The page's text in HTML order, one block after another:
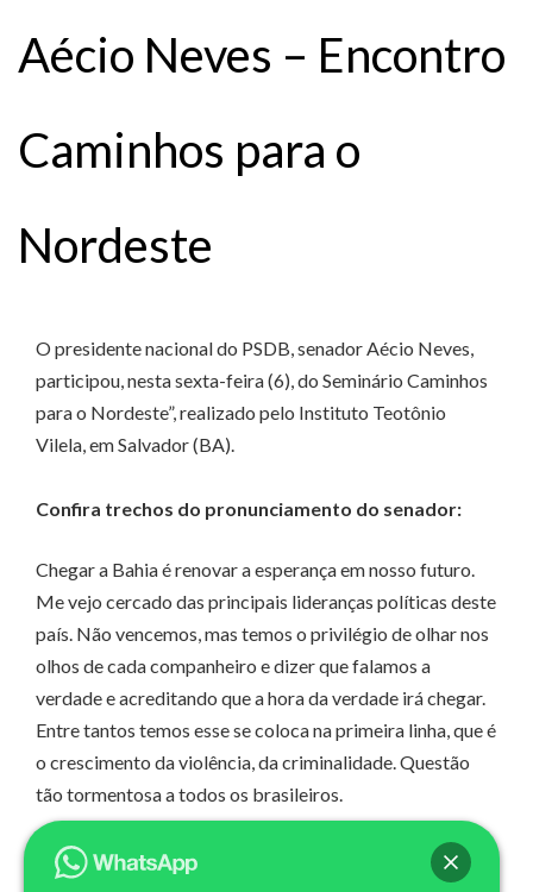
Aécio Neves – Encontro
Caminhos para o
Nordeste
O presidente nacional do PSDB, senador Aécio Neves,
participou, nesta sexta-feira (6), do Seminário Caminhos
para o Nordeste”, realizado pelo Instituto Teotônio
Vilela, em Salvador (BA).
Confira trechos do pronunciamento do senador:
Chegar a Bahia é renovar a esperança em nosso futuro.
Me vejo cercado das principais lideranças políticas deste
país. Não vencemos, mas temos o privilégio de olhar nos
olhos de cada companheiro e dizer que falamos a
verdade e acreditando que a hora da verdade irá chegar.
Entre tantos temos esse se coloca na primeira linha, que é
o crescimento da violência, da criminalidade. Questão
tão tormentosa a todos os brasileiros.
Em 27 anos da fundação do PSDB o nosso papel foi tão
relevante. Vejo uma renovação da nossa crença da boa